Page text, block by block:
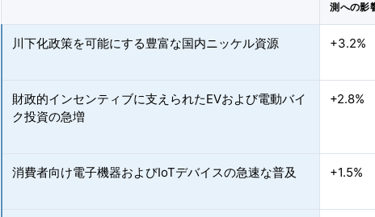
測への影
川下化政策を可能にする豊富な国内ニッケル資源 +3.2%
財政的インセンティブに支えられたEVおよび電動バイ
ク投資の急増
+2.8%
消費者向け電子機器およびIoTデバイスの急速な普及 +1.5%